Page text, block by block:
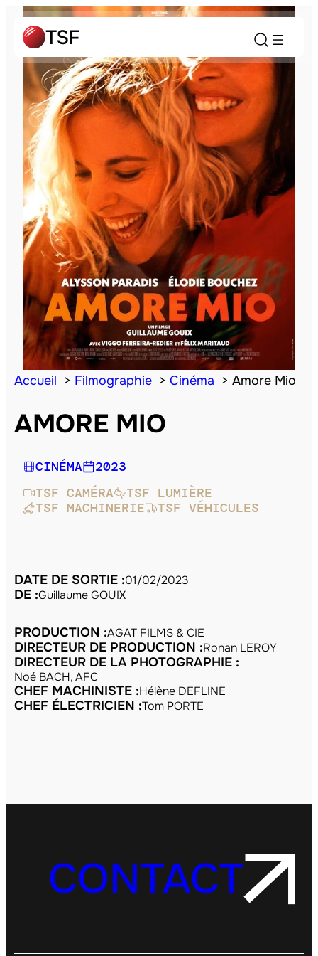
Accueil Filmographie Cinéma Amore Mio
AMORE MIO
CINÉMA
2023
TSF CAMÉRA
TSF LUMIÈRE
TSF MACHINERIE
TSF VÉHICULES
DATE DE SORTIE :01/02/2023
DE :Guillaume GOUIX
PRODUCTION :AGAT FILMS & CIE
DIRECTEUR DE PRODUCTION :Ronan LEROY
DIRECTEUR DE LA PHOTOGRAPHIE :
Noé BACH, AFC
CHEF MACHINISTE :Hélène DEFLINE
CHEF ÉLECTRICIEN :Tom PORTE
CONTACT